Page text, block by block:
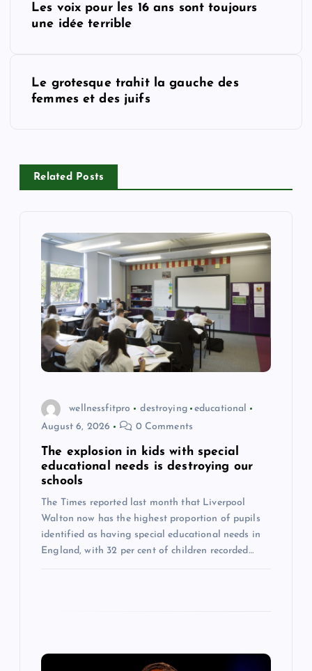
a
v
Les voix pour les 16 ans sont toujours
une idée terrible
Le grotesque trahit la gauche des
femmes et des juifs
Related Posts
wellnessfitpro destroying
educational
August 6, 2026
0 Comments
The explosion in kids with special
educational needs is destroying our
schools
The Times reported last month that Liverpool
Walton now has the highest proportion of pupils
identified as having special educational needs in
England, with 32 per cent of children recorded…